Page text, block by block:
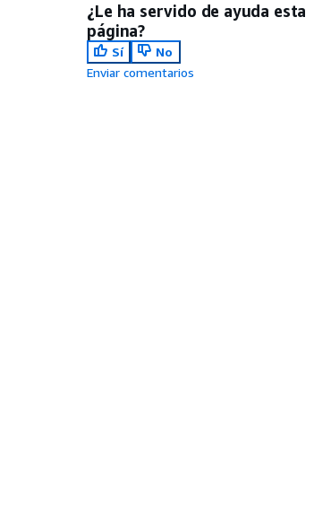
¿Le ha servido de ayuda esta
página?
Sí
No
Enviar comentarios